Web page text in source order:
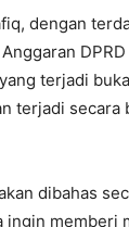
dengan
terjadi
terjadi secara
dibahas
ingin memberi